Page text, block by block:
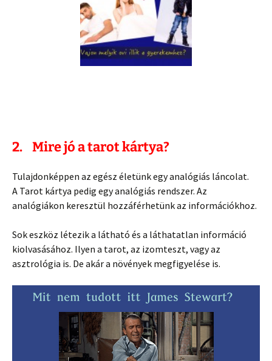
2. Mire jó a tarot kártya?
Tulajdonképpen az egész életünk egy analógiás láncolat.
A Tarot kártya pedig egy analógiás rendszer. Az
analógiákon keresztül hozzáférhetünk az információkhoz.
Sok eszköz létezik a látható és a láthatatlan információ
kiolvasásához. Ilyen a tarot, az izomteszt, vagy az
asztrológia is. De akár a növények megfigyelése is.